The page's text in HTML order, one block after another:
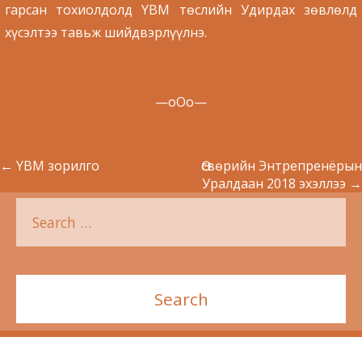
гарсан тохиолдолд YBM төслийн Удирдах зөвлөлд
хүсэлтээ тавьж шийдвэрлүүлнэ.
—оОо—
← YBM зорилго
Өсвөрийн Энтрепренёрын
Уралдаан 2018 эхэллээ →